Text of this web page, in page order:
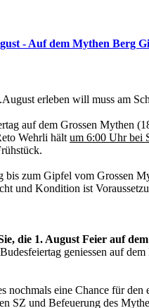
- Auf dem Mythen Berg
erleben will muss am
auf dem Grossen Mythen
Wehrli hält um 6:00 Uhr bei
zum Gipfel vom Grossen
und Kondition ist
die 1. August Feier auf
geniessen auf
nochmals eine Chance für
SZ und Befeuerung des